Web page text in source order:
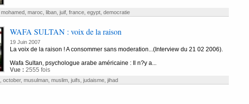
mohamed, maroc liban, juif, france, egypt, democratie
WAFA SULTAN : voix de la raison
19 Juin 2007
La voix de la raison ! A consommer sans moderation...(Interview du 21 02 2006).
Wafa Sultan, psychologue arabe américaine : Il n?y a...
Vue : 2555 fois
october, musulman, muslim, juifs judaisme, jihad